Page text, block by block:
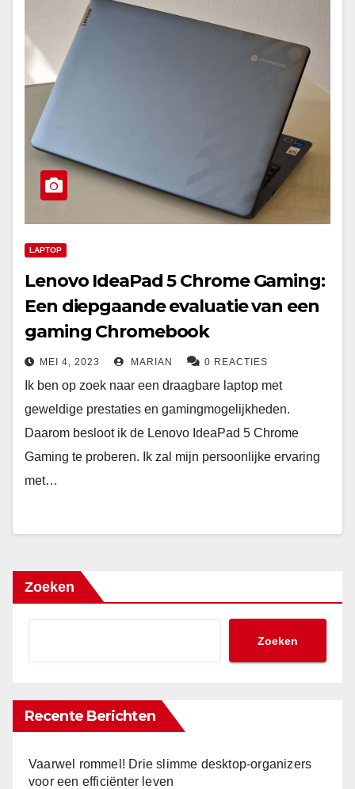
LAPTOP
Lenovo IdeaPad 5 Chrome Gaming:
Een diepgaande evaluatie van een
gaming Chromebook
MEI 4, 2023 MARIAN 0 REACTIES
Ik ben op zoek naar een draagbare laptop met
geweldige prestaties en gamingmogelijkheden.
Daarom besloot ik de Lenovo IdeaPad 5 Chrome
Gaming te proberen. Ik zal mijn persoonlijke ervaring
met…
Zoeken
Zoeken
Recente Berichten
Vaarwel rommel! Drie slimme desktop-organizers
voor een efficiënter leven